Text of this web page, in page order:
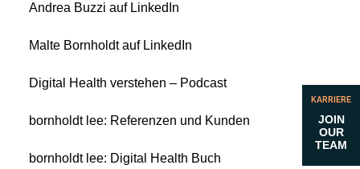
Andrea Buzzi auf LinkedIn
Malte Bornholdt auf LinkedIn
Digital Health verstehen – Podcast
bornholdt lee: Referenzen und Kunden
bornholdt lee: Digital Health Buch
KARRIERE
JOIN
OUR
TEAM